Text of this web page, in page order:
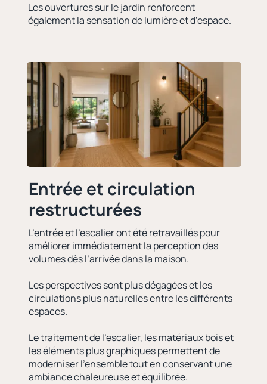
Les ouvertures sur le jardin renforcent
également la sensation de lumière et d’espace.
Entrée et circulation
restructurées
L’entrée et l’escalier ont été retravaillés pour
améliorer immédiatement la perception des
volumes dès l’arrivée dans la maison.
Les perspectives sont plus dégagées et les
circulations plus naturelles entre les différents
espaces.
Le traitement de l’escalier, les matériaux bois et
les éléments plus graphiques permettent de
moderniser l’ensemble tout en conservant une
ambiance chaleureuse et équilibrée.